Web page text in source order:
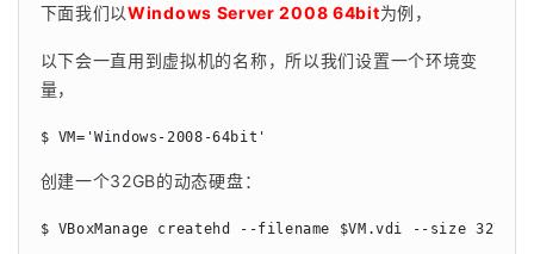
下面我们以Windows Server 2008 64bit为例，
以下会一直用到虚拟机的名称，所以我们设置一个环境变
量，
$ VM='Windows-2008-64bit'
创建一个32GB的动态硬盘：
$ VBoxManage createhd --filename $VM.vdi --size 32768